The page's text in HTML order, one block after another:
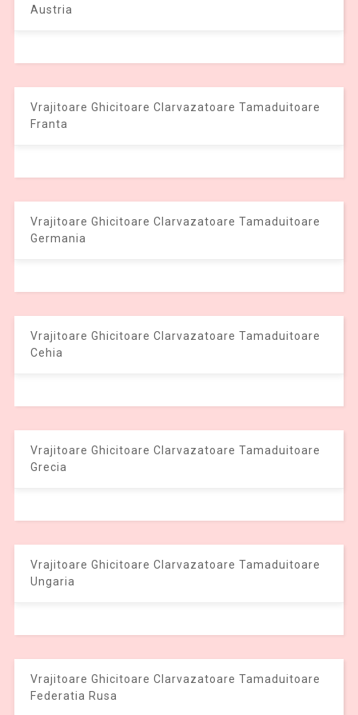
Austria
Vrajitoare Ghicitoare Clarvazatoare Tamaduitoare
Franta
Vrajitoare Ghicitoare Clarvazatoare Tamaduitoare
Germania
Vrajitoare Ghicitoare Clarvazatoare Tamaduitoare
Cehia
Vrajitoare Ghicitoare Clarvazatoare Tamaduitoare
Grecia
Vrajitoare Ghicitoare Clarvazatoare Tamaduitoare
Ungaria
Vrajitoare Ghicitoare Clarvazatoare Tamaduitoare
Federatia Rusa